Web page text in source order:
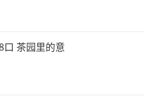
口 茶园里的意